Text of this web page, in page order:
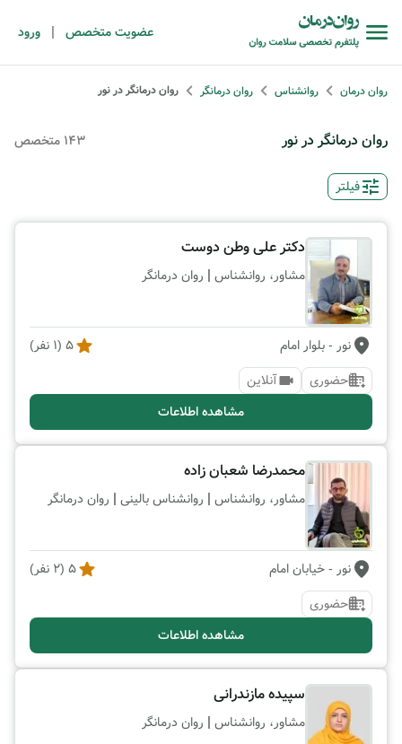
عضویت متخصص | ورود
روان درمان روانشناس روان درمانگر روان درمانگر در نور
روان درمانگر در نور 143 متخصص
فیلتر
دکتر علی وطن دوست
مشاور، روانشناس | روان درمانگر
نور - بلوار امام 5
(
1 نفر)
حضوری
آنلاین
مشاهده اطلاعات
محمدرضا شعبان زاده
مشاور، روانشناس | روانشناس بالینی | روان درمانگر
نور - خیابان امام 5
(
2 نفر)
حضوری
مشاهده اطلاعات
سپیده مازندرانی
مشاور، روانشناس | روان درمانگر